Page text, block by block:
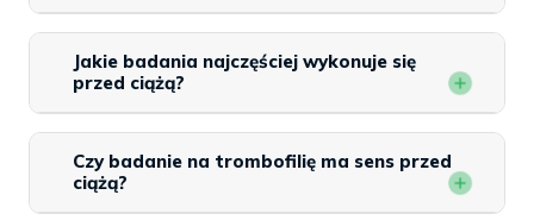
Jakie badania najczęściej wykonuje się
przed ciążą?
Czy badanie na trombofilię ma sens przed
ciążą?